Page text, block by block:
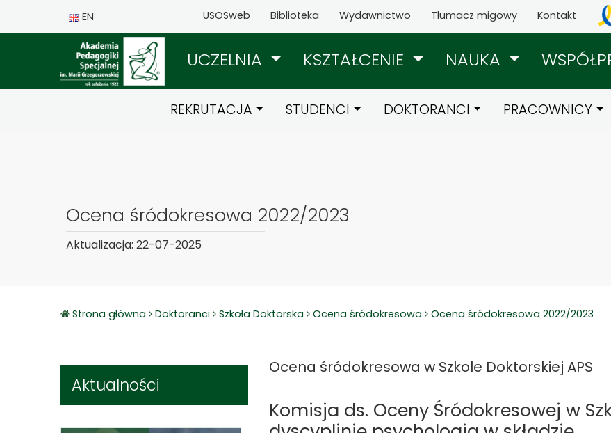
EN USOSweb Biblioteka Wydawnictwo Tłumacz migowy Kontakt
UCZELNIA KSZTAŁCENIE NAUKA
REKRUTACJA STUDENCI DOKTORANCI PRACOWNICY
Ocena śródokresowa 2022/2023
Aktualizacja: 22-07-2025
Strona główna Doktoranci Szkoła Doktorska Ocena śródokresowa Ocena śródokresowa 2022/2023
Aktualności
Ocena śródokresowa w Szkole Doktorskiej APS
Komisja ds. Oceny Śródokresowej w